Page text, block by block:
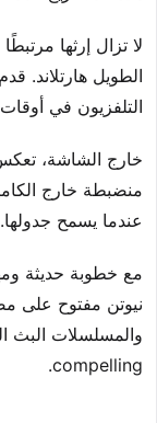
لا تزال إرثها
الطويل هارتلاند.
التلفزيون في
خارج الشاشة،
منضبطة خارج
عندما يسمح جدولها.
مع خطوبة حديثة
نيوتن مفتوح على
والمسلسلات البث
compelling.